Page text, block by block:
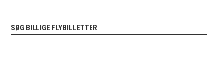
SØG BILLIGE FLYBILLETTER